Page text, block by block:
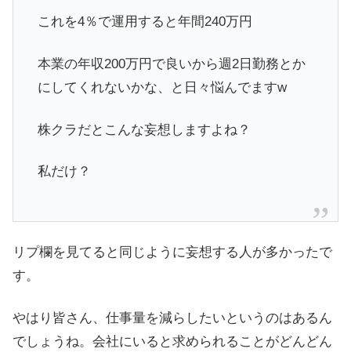
これを4％で運用すると年間240万円
本業の年収200万円で良いから週2日勤務とか
にしてくれないかな、と日々悩んでますw
株クラだとこんな妄想しますよね？
私だけ？
リプ欄を見てると同じように妄想する人が多かったで
す。
やはり皆さん、仕事量を減らしたいというのはあるん
でしょうね。会社にいると求められることがどんどん